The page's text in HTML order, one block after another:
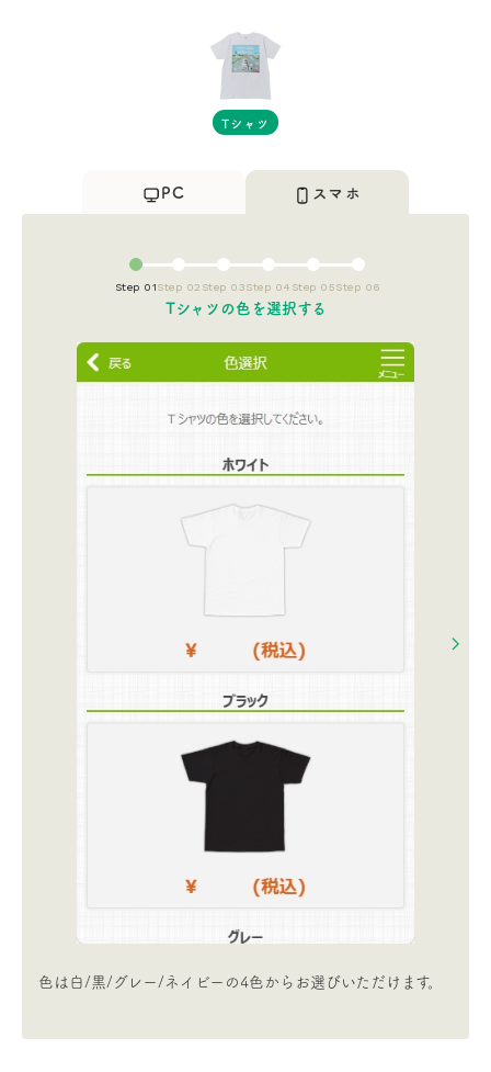
Tシャツ
PC スマホ
Step 01Step 02 Step 03Step 04 Step 05Step 06
Tシャツの色を選択する​
色は白/黒/グレー/ネイビーの4色からお選びいただけます。​